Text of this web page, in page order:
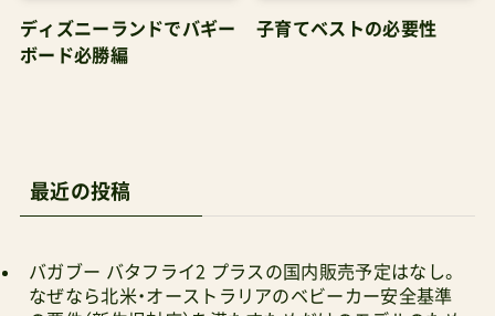
の要件（新生児対応）を満たすためだけのモデルのため